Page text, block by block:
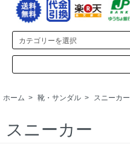
ホーム > 靴・サンダル > スニーカー
スニーカー